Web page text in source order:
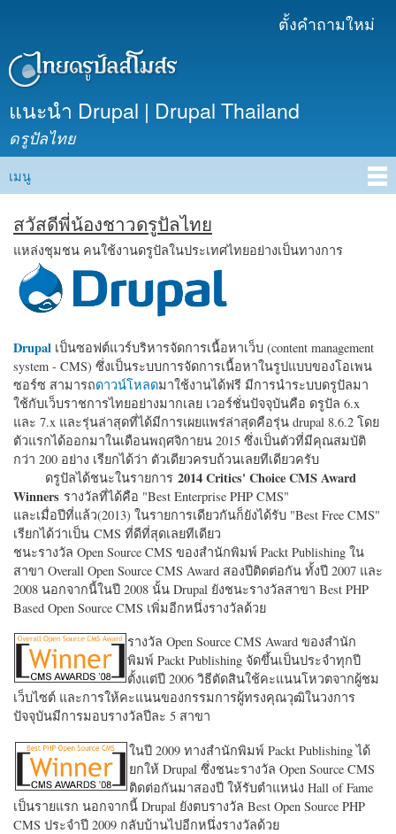
เนื้อหา
ตั้งคำถามใหม่
แนะนำ Drupal | Drupal Thailand
ดรูปัลไทย
Main menu
เมนู
สวัสดีพี่น้องชาวดรูปัลไทย
แหล่งชุมชน คนใช้งานดรูปัลในประเทศไทยอย่างเป็นทางการ
Drupal เป็นซอฟต์แวร์บริหารจัดการเนื้อหาเว็บ (content management
system - CMS) ซึ่งเป็นระบบการจัดการเนื้อหาในรูปแบบของโอเพน
ซอร์ซ สามารถดาวน์โหลดมาใช้งานได้ฟรี มีการนำระบบดรูปัลมา
ใช้กับเว็บราชการไทยอย่างมากเลย เวอร์ชั่นปัจจุบันคือ ดรูปัล 6.x
และ 7.x และรุ่นล่าสุดที่ได้มีการเผยแพร่ล่าสุดคือรุ่น drupal 8.6.2 โดย
ตัวแรกได้ออกมาในเดือนพฤศจิกายน 2015 ซึ่งเป็นตัวที่มีคุณสมบัติ
กว่า 200 อย่าง เรียกได้ว่า ตัวเดียวครบถ้วนเลยทีเดียวครับ
ดรูปัลได้ชนะในรายการ 2014 Critics' Choice CMS Award
Winners รางวัลที่ได้คือ "Best Enterprise PHP CMS"
และเมื่อปีที่แล้ว(2013) ในรายการเดียวกันก็ยังได้รับ "Best Free CMS"
เรียกได้ว่าเป็น CMS ที่ดีที่สุดเลยทีเดียว
ชนะรางวัล Open Source CMS ของสำนักพิมพ์ Packt Publishing ใน
สาขา Overall Open Source CMS Award สองปีติดต่อกัน ทั้งปี 2007 และ
2008 นอกจากนี้ในปี 2008 นั้น Drupal ยังชนะรางวัลสาขา Best PHP
Based Open Source CMS เพิ่มอีกหนึ่งรางวัลด้วย
รางวัล Open Source CMS Award ของสำนัก
พิมพ์ Packt Publishing จัดขึ้นเป็นประจำทุกปี
ตั้งแต่ปี 2006 วิธีตัดสินใช้คะแนนโหวตจากผู้ชม
เว็บไซต์ และการให้คะแนนของกรรมการผู้ทรงคุณวุฒิในวงการ
ปัจจุบันมีการมอบรางวัลปีละ 5 สาขา
ในปี 2009 ทางสำนักพิมพ์ Packt Publishing ได้
ยกให้ Drupal ซึ่งชนะรางวัล Open Source CMS
ติดต่อกันมาสองปี ให้รับตำแหน่ง Hall of Fame
เป็นรายแรก นอกจากนี้ Drupal ยังตบรางวัล Best Open Source PHP
CMS ประจำปี 2009 กลับบ้านไปอีกหนึ่งรางวัลด้วย